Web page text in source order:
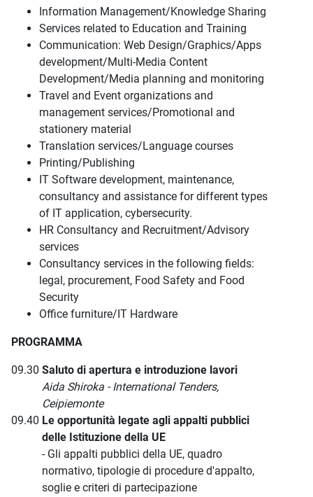
Information Management/Knowledge Sharing
Services related to Education and Training
Communication: Web Design/Graphics/Apps
development/Multi-Media Content
Development/Media planning and monitoring
Travel and Event organizations and
management services/Promotional and
stationery material
Translation services/Language courses
Printing/Publishing
IT Software development, maintenance,
consultancy and assistance for different types
of IT application, cybersecurity.
HR Consultancy and Recruitment/Advisory
services
Consultancy services in the following fields:
legal, procurement, Food Safety and Food
Security
Office furniture/IT Hardware
PROGRAMMA
09.30 Saluto di apertura e introduzione lavori
Aida Shiroka - International Tenders,
Ceipiemonte
09.40 Le opportunità legate agli appalti pubblici
delle Istituzione della UE
- Gli appalti pubblici della UE, quadro
normativo, tipologie di procedure d'appalto,
soglie e criteri di partecipazione